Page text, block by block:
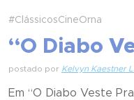
#ClássicosCineOrna
“O Diabo
postado por Kelvyn Kaestner
Em “O Diabo Veste